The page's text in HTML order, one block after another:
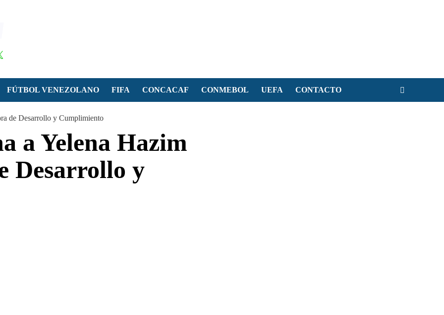
FÚTBOL VENEZOLANO FIFA CONCACAF CONMEBOL UEFA CONTACTO
de Desarrollo y Cumplimiento
a Yelena Hazim
Desarrollo y